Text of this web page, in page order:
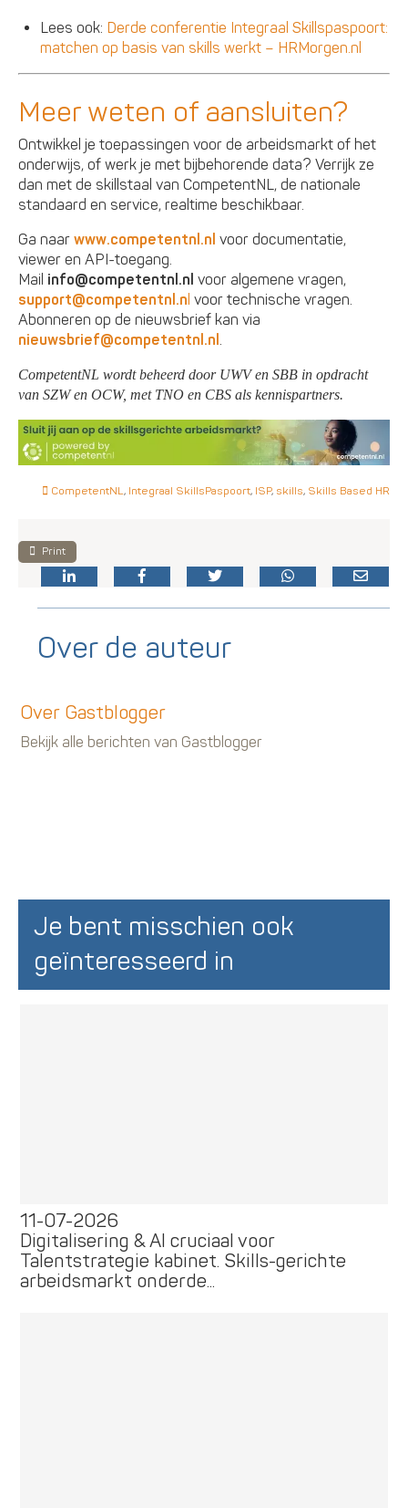
Lees ook: Derde conferentie Integraal Skillspaspoort:
matchen op basis van skills werkt – HRMorgen.nl
Meer weten of aansluiten?
Ontwikkel je toepassingen voor de arbeidsmarkt of het
onderwijs, of werk je met bijbehorende data? Verrijk ze
dan met de skillstaal van CompetentNL, de nationale
standaard en service, realtime beschikbaar.
Ga naarwww.competentnl.nl voor documentatie,
viewer en API-toegang.
Mail info@competentnl.nl voor algemene vragen,
support@competentnl.n voor technische vragen.
Abonneren op de nieuwsbrief kan via
nieuwsbrief@competentnl.nl .
CompetentNL wordt beheerd door UWV en SBB in opdracht
van SZW en OCW, met TNO en CBS als kennispartners.
CompetentNL, Integraal SkillsPaspoort, ISP, skills, Skills Based HR
Print
Over de auteur
Over Gastblogger
Bekijk alle berichten van Gastblogger
Je bent misschien ook
geïnteresseerd in
11-07-2026
Digitalisering & AI cruciaal voor
Talentstrategie kabinet. Skills-gerichte
arbeidsmarkt onderde...